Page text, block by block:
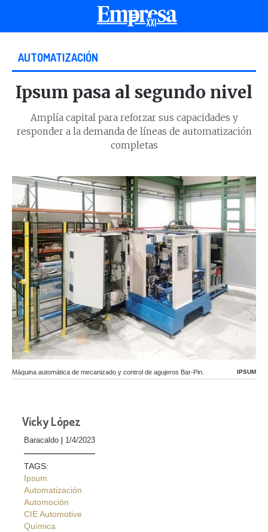
AUTOMATIZACIÓN
Ipsum pasa al segundo nivel
Amplía capital para reforzar sus capacidades y
responder a la demanda de líneas de automatización
completas
Máquina automática de mecanizado y control de agujeros Bar-Pin. IPSUM
Vicky López
Baracaldo 1/4/2023
TAGS:
Ipsum
Automatización
Automoción
CIE Automotive
Química